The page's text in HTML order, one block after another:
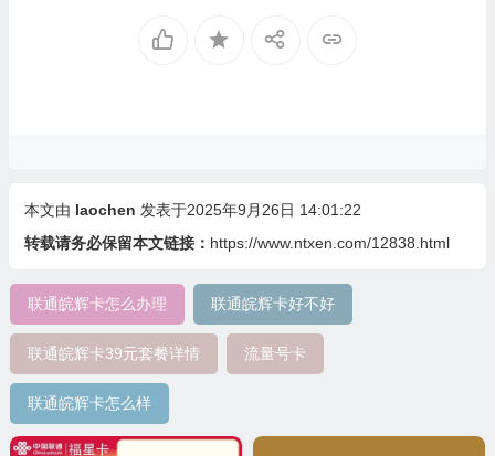
本文由 laochen 发表于2025年9月26日 14:01:22
转载请务必保留本文链接： https://www.ntxen.com/12838.html
联通皖辉卡怎么办理 联通皖辉卡好不好
联通皖辉卡39元套餐详情 流量号卡
联通皖辉卡怎么样